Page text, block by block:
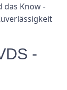
das Know -
-